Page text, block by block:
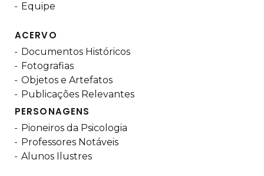
Equipe
ACERVO
Documentos Históricos
Fotografias
Objetos e Artefatos
Publicações Relevantes
PERSONAGENS
Pioneiros da Psicologia
Professores Notáveis
Alunos Ilustres